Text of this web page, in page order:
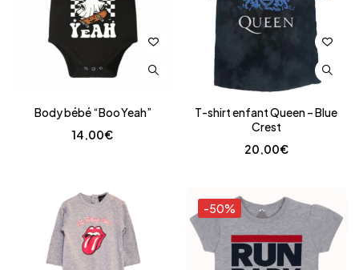
Body bébé “Boo Yeah”
14,00€
T-shirt enfant Queen – Blue
Crest
20,00€
-50%